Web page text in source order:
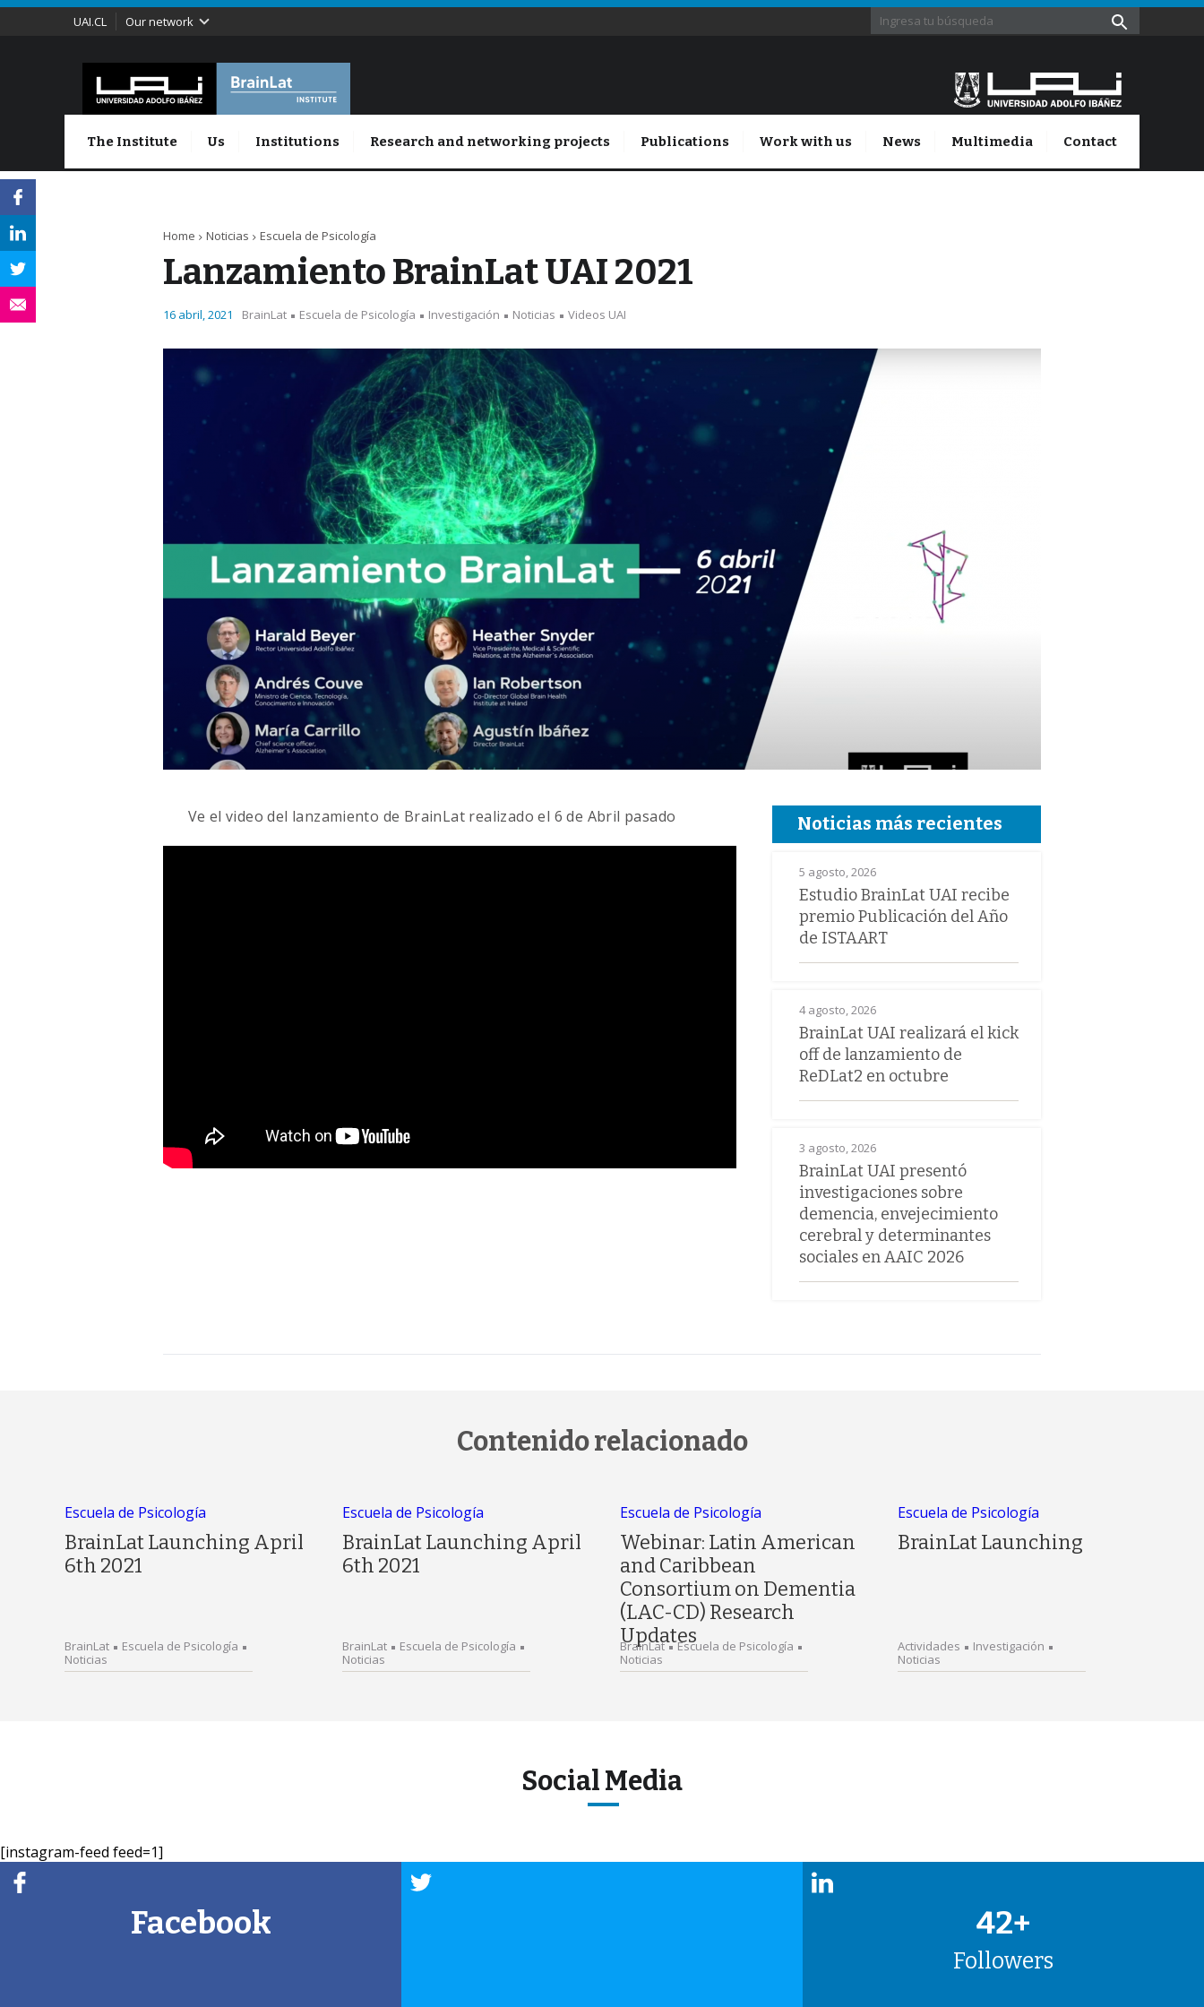
UAI.CL Our network
The Institute Us Institutions Research and networking projects Publications Work with us News Multimedia Contact
Home Noticias Escuela de Psicología
Lanzamiento BrainLat UAI 2021
16 abril, 2021 BrainLat Escuela de Psicología Investigación Noticias Videos UAI
Ve el video del lanzamiento de BrainLat realizado el 6 de Abril pasado Noticias más recientes
5 agosto, 2026
Estudio BrainLat UAI recibe
premio Publicación del Año
de ISTAART
4 agosto, 2026
BrainLat UAI realizará el kick
off de lanzamiento de
ReDLat2 en octubre
3 agosto, 2026
BrainLat UAI presentó
investigaciones sobre
demencia, envejecimiento
cerebral y determinantes
sociales en AAIC 2026
Contenido relacionado
Escuela de Psicología
BrainLat Launching April
6th 2021
BrainLat
Escuela de Psicología
Noticias
Escuela de Psicología
BrainLat Launching April
6th 2021
BrainLat
Escuela de Psicología
Noticias
Escuela de Psicología
Webinar: Latin American
and Caribbean
Consortium on Dementia
(LAC-CD) Research
Updates
BrainLat
Escuela de Psicología
Noticias
Escuela de Psicología
BrainLat Launching
Actividades
Investigación
Noticias
Social Media
[instagram-feed feed=1]
Facebook 42+
Followers